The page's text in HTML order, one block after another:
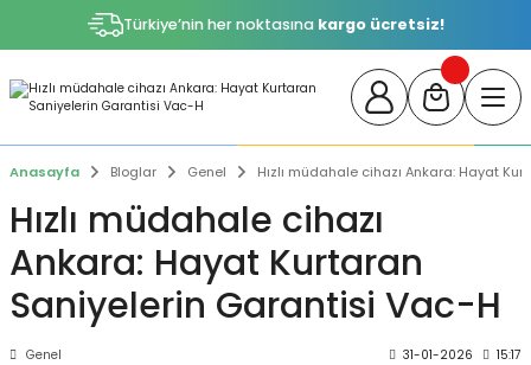
Türkiye’nin her noktasına kargo ücretsiz!
Anasayfa Bloglar Genel Hızlı müdahale cihazı Ankara: Hayat
Hızlı müdahale cihazı
Ankara: Hayat Kurtaran
Saniyelerin Garantisi Vac-H
Genel 31-01-2026 15:17